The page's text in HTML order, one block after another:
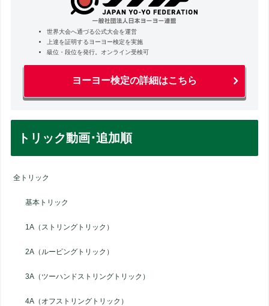
世界大会へ通づる公式大会を運営
上達を証明するヨーヨー検定を実施
級位・段位を発行。オンライン受検可
ヨーヨー検定の詳細はこちら
トリック動画･追加順
全トリック
基本トリック
1A（ストリングトリック）
2A（ルーピングトリック）
3A（ツーハンドストリングトリック）
4A（オフストリングトリック）